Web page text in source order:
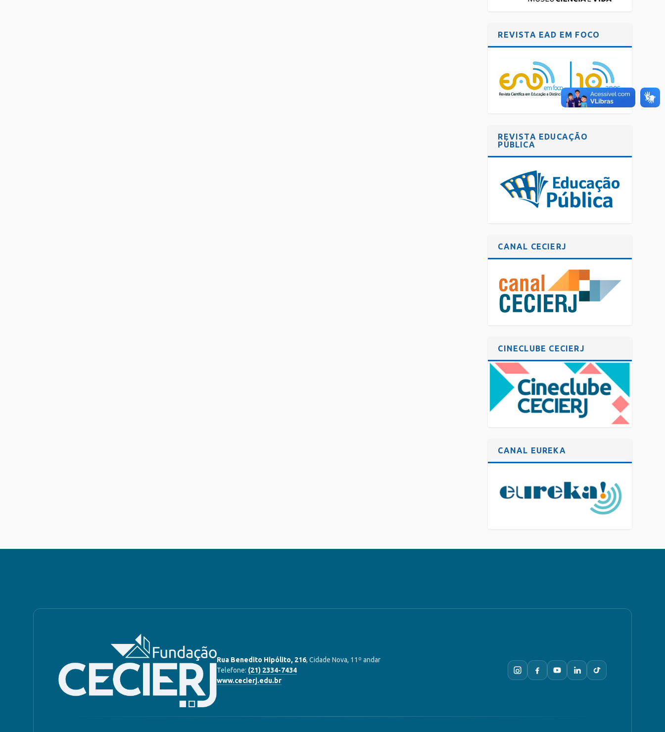
REVISTA EAD EM FOCO
REVISTA EDUCAÇÃO
PÚBLICA
CANAL CECIERJ
CINECLUBE CECIERJ
CANAL EUREKA
Rua Benedito Hipólito, 216, Cidade Nova, 11º andar
Telefone: (21) 2334-7434
www.cecierj.edu.br